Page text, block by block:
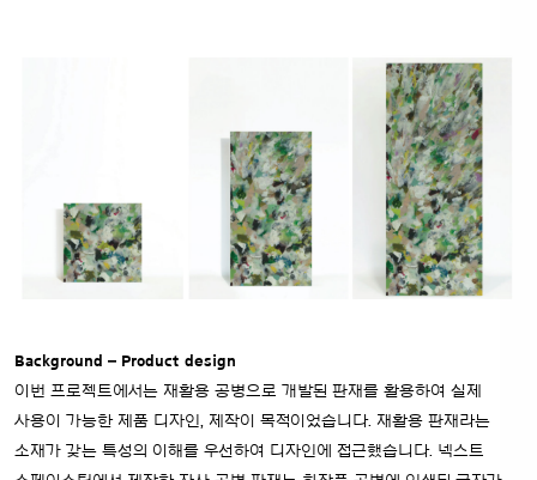
Background – Product design
이번 프로젝트에서는 재활용 공병으로 개발된 판재를 활용하여 실제
사용이 가능한 제품 디자인, 제작이 목적이었습니다. 재활용 판재라는
소재가 갖는 특성의 이해를 우선하여 디자인에 접근했습니다. 넥스트